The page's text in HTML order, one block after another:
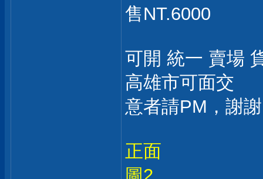
售NT.6000
可開 統一 賣場
高雄市可面交
意者請PM，謝
正面
圖2